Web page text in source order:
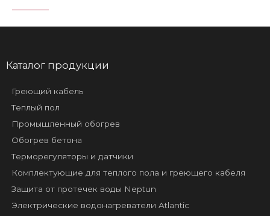
Каталог продукции
Греющий кабель
Теплый пол
Промышленный обогрев
Обогрев бетона
Терморегуляторы и датчики
Комплектующие для теплого пола и греющего кабеля
Защита от протечек воды Neptun
Электрические водонагреватели Atlantic